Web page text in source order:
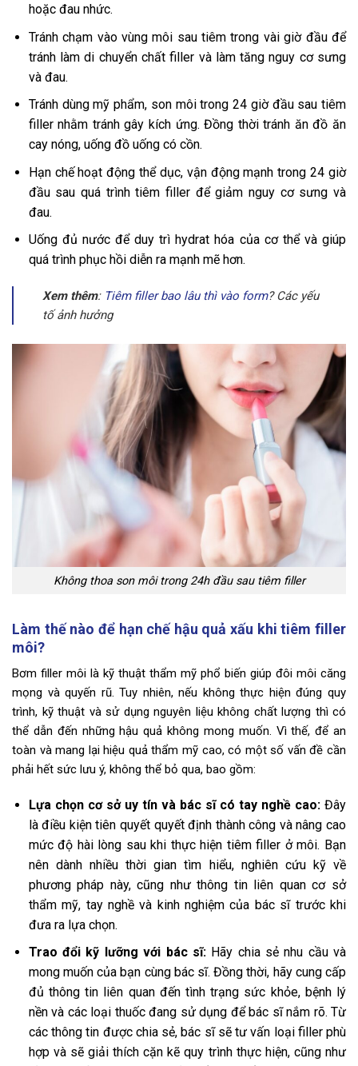
hoặc đau nhức.
Tránh chạm vào vùng môi sau tiêm trong vài giờ đầu để
tránh làm di chuyển chất filler và làm tăng nguy cơ sưng
và đau.
Tránh dùng mỹ phẩm, son môi trong 24 giờ đầu sau tiêm
filler nhằm tránh gây kích ứng. Đồng thời tránh ăn đồ ăn
cay nóng, uống đồ uống có cồn.
Hạn chế hoạt động thể dục, vận động mạnh trong 24 giờ
đầu sau quá trình tiêm filler để giảm nguy cơ sưng và
đau.
Uống đủ nước để duy trì hydrat hóa của cơ thể và giúp
quá trình phục hồi diễn ra mạnh mẽ hơn.
Xem thêm: Tiêm filler bao lâu thì vào form? Các yếu
tố ảnh hưởng
Không thoa son môi trong 24h đầu sau tiêm filler
Làm thế nào để hạn chế hậu quả xấu khi tiêm filler
môi?
Bơm filler môi là kỹ thuật thẩm mỹ phổ biến giúp đôi môi căng
mọng và quyến rũ. Tuy nhiên, nếu không thực hiện đúng quy
trình, kỹ thuật và sử dụng nguyên liệu không chất lượng thì có
thể dẫn đến những hậu quả không mong muốn. Vì thế, để an
toàn và mang lại hiệu quả thẩm mỹ cao, có một số vấn đề cần
phải hết sức lưu ý, không thể bỏ qua, bao gồm:
Lựa chọn cơ sở uy tín và bác sĩ có tay nghề cao:Đây
là điều kiện tiên quyết quyết định thành công và nâng cao
mức độ hài lòng sau khi thực hiện tiêm filler ở môi. Bạn
nên dành nhiều thời gian tìm hiểu, nghiên cứu kỹ về
phương pháp này, cũng như thông tin liên quan cơ sở
thẩm mỹ, tay nghề và kinh nghiệm của bác sĩ trước khi
đưa ra lựa chọn.
Trao đổi kỹ lưỡng với bác sĩ:Hãy chia sẻ nhu cầu và
mong muốn của bạn cùng bác sĩ. Đồng thời, hãy cung cấp
đủ thông tin liên quan đến tình trạng sức khỏe, bệnh lý
nền và các loại thuốc đang sử dụng để bác sĩ nắm rõ. Từ
các thông tin được chia sẻ, bác sĩ sẽ tư vấn loại filler phù
hợp và sẽ giải thích cặn kẽ quy trình thực hiện, cũng như